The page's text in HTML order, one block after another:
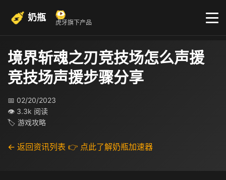
奶瓶 虎牙旗下产品
境界斩魂之刃竞技场怎么声援
竞技场声援步骤分享
📅 02/20/2023
👁 3.3k 阅读
🏷 游戏攻略
← 返回资讯列表 👉 点此了解奶瓶加速器